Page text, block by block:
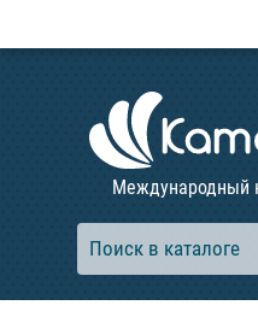
Международный